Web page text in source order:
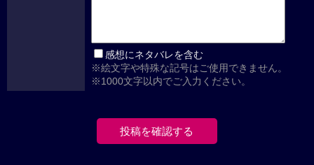
感想にネタバレを含む
※絵文字や特殊な記号はご使用できません。
※1000文字以内でご入力ください。